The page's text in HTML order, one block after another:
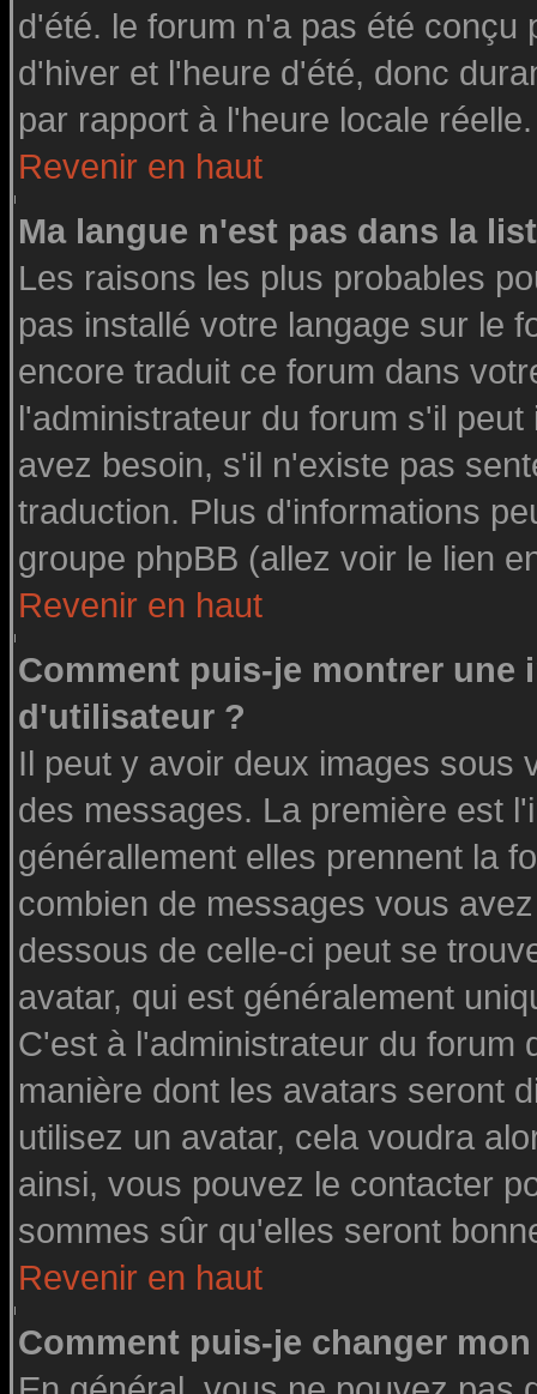
d'été. le forum n'a pas été conçu
d'hiver et l'heure d'été, donc
par rapport à l'heure locale réelle.
Revenir en haut
Ma langue n'est pas dans la
Les raisons les plus probables
pas installé votre langage sur le
encore traduit ce forum dans
l'administrateur du forum s'il
avez besoin, s'il n'existe pas
traduction. Plus d'informations
groupe phpBB (allez voir le lien
Revenir en haut
Comment puis-je montrer une
d'utilisateur ?
Il peut y avoir deux images sous
des messages. La première est
générallement elles prennent la
combien de messages vous
dessous de celle-ci peut se
avatar, qui est généralement
C'est à l'administrateur du forum
manière dont les avatars seront
utilisez un avatar, cela voudra
ainsi, vous pouvez le contacter
sommes sûr qu'elles seront
Revenir en haut
Comment puis-je changer